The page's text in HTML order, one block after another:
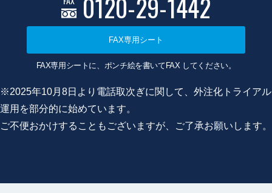
0120-29-1442
FAX専用シート
FAX専用シートに、ポンチ絵を書いてFAX してください。
※2025年10月8日より電話取次ぎに関して、外注化トライアル
運用を部分的に始めています。
ご不便おかけすることもございますが、ご了承お願いします。